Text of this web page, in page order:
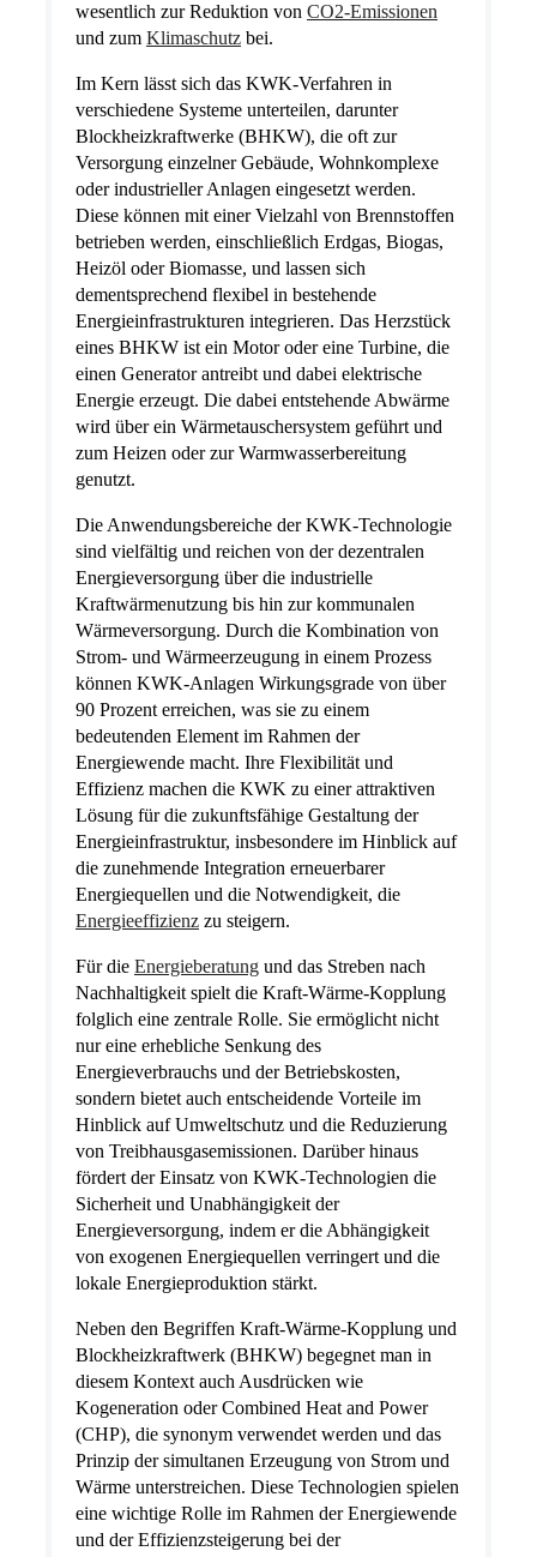
wesentlich zur Reduktion von CO2-Emissionen
und zum Klimaschutz bei.
Im Kern lässt sich das KWK-Verfahren in
verschiedene Systeme unterteilen, darunter
Blockheizkraftwerke (BHKW), die oft zur
Versorgung einzelner Gebäude, Wohnkomplexe
oder industrieller Anlagen eingesetzt werden.
Diese können mit einer Vielzahl von Brennstoffen
betrieben werden, einschließlich Erdgas, Biogas,
Heizöl oder Biomasse, und lassen sich
dementsprechend flexibel in bestehende
Energieinfrastrukturen integrieren. Das Herzstück
eines BHKW ist ein Motor oder eine Turbine, die
einen Generator antreibt und dabei elektrische
Energie erzeugt. Die dabei entstehende Abwärme
wird über ein Wärmetauschersystem geführt und
zum Heizen oder zur Warmwasserbereitung
genutzt.
Die Anwendungsbereiche der KWK-Technologie
sind vielfältig und reichen von der dezentralen
Energieversorgung über die industrielle
Kraftwärmenutzung bis hin zur kommunalen
Wärmeversorgung. Durch die Kombination von
Strom- und Wärmeerzeugung in einem Prozess
können KWK-Anlagen Wirkungsgrade von über
90 Prozent erreichen, was sie zu einem
bedeutenden Element im Rahmen der
Energiewende macht. Ihre Flexibilität und
Effizienz machen die KWK zu einer attraktiven
Lösung für die zukunftsfähige Gestaltung der
Energieinfrastruktur, insbesondere im Hinblick auf
die zunehmende Integration erneuerbarer
Energiequellen und die Notwendigkeit, die
Energieeffizienz zu steigern.
Für die Energieberatung und das Streben nach
Nachhaltigkeit spielt die Kraft-Wärme-Kopplung
folglich eine zentrale Rolle. Sie ermöglicht nicht
nur eine erhebliche Senkung des
Energieverbrauchs und der Betriebskosten,
sondern bietet auch entscheidende Vorteile im
Hinblick auf Umweltschutz und die Reduzierung
von Treibhausgasemissionen. Darüber hinaus
fördert der Einsatz von KWK-Technologien die
Sicherheit und Unabhängigkeit der
Energieversorgung, indem er die Abhängigkeit
von exogenen Energiequellen verringert und die
lokale Energieproduktion stärkt.
Neben den Begriffen Kraft-Wärme-Kopplung und
Blockheizkraftwerk (BHKW) begegnet man in
diesem Kontext auch Ausdrücken wie
Kogeneration oder Combined Heat and Power
(CHP), die synonym verwendet werden und das
Prinzip der simultanen Erzeugung von Strom und
Wärme unterstreichen. Diese Technologien spielen
eine wichtige Rolle im Rahmen der Energiewende
und der Effizienzsteigerung bei der